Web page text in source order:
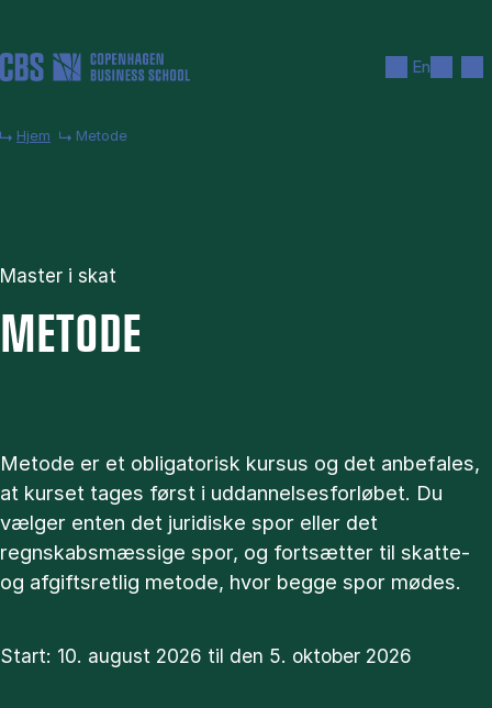
En
Hjem Metode
Master i skat
ME­TO­DE
Metode er et obligatorisk kursus og det anbefales,
at kurset tages først i uddannelsesforløbet. Du
vælger enten det juridiske spor eller det
regnskabsmæssige spor, og fortsætter til skatte-
og afgiftsretlig metode, hvor begge spor mødes.
Start: 10. august 2026 til den 5. oktober 2026